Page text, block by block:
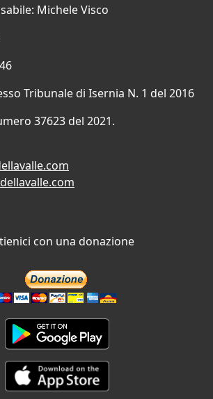
Michele Visco
Tribunale di Isernia N. 1 del 2016
37623 del 2021.
con una donazione